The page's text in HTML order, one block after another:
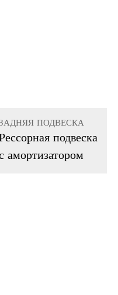
ПОДВЕСКА
подвеска
амортизатором